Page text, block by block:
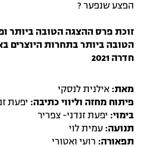
הפצע שנפער ?
זוכת פרס ההצגה הטובה ביותר
הטובה ביותר בתחרות היוצרים
חדרה 2021
מאת: אילנית לנסקי
פיתוח מחזה וליווי כתיבה: יפעת
בימוי: יפעת זנדני- צפריר
תנועה: עמית לוי
תפאורה: רועי ואטורי